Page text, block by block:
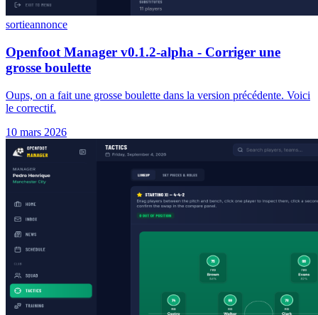
sortieannonce
Openfoot Manager v0.1.2-alpha - Corriger une
grosse boulette
Oups, on a fait une grosse boulette dans la version précédente. Voici
le correctif.
10 mars 2026